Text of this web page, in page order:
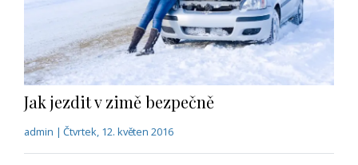
Jak jezdit v zimě bezpečně
admin | Čtvrtek, 12. květen 2016